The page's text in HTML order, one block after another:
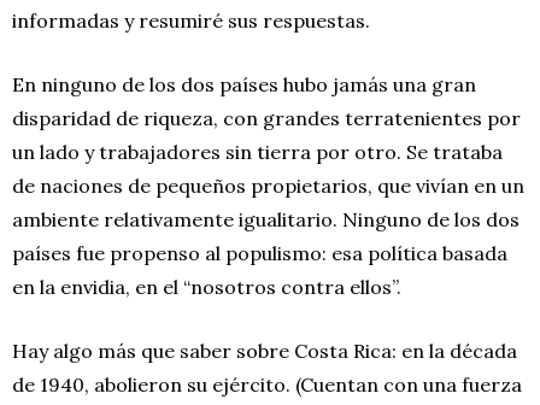
informadas y resumiré sus respuestas.
En ninguno de los dos países hubo jamás una gran
disparidad de riqueza, con grandes terratenientes por
un lado y trabajadores sin tierra por otro. Se trataba
de naciones de pequeños propietarios, que vivían en un
ambiente relativamente igualitario. Ninguno de los dos
países fue propenso al populismo: esa política basada
en la envidia, en el “nosotros contra ellos”.
Hay algo más que saber sobre Costa Rica: en la década
de 1940, abolieron su ejército. (Cuentan con una fuerza